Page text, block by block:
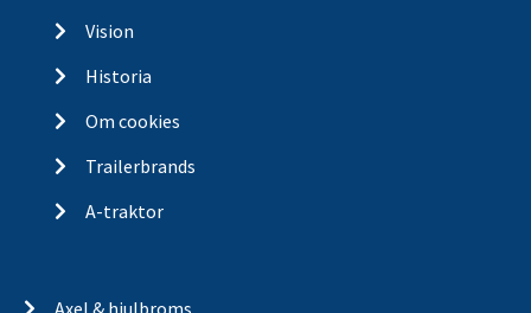
Vision
Historia
Om cookies
Trailerbrands
A-traktor
Axel & hjulbroms